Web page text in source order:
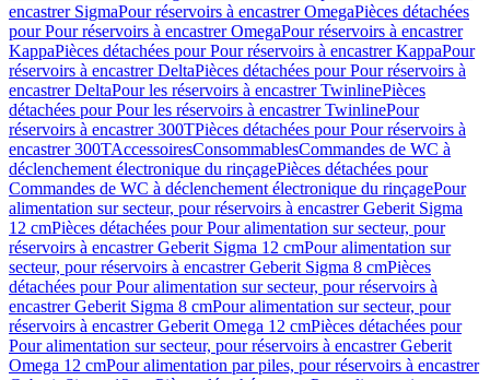
encastrer SigmaPour réservoirs à encastrer OmegaPièces détachées
pour Pour réservoirs à encastrer OmegaPour réservoirs à encastrer
KappaPièces détachées pour Pour réservoirs à encastrer KappaPour
réservoirs à encastrer DeltaPièces détachées pour Pour réservoirs à
encastrer DeltaPour les réservoirs à encastrer TwinlinePièces
détachées pour Pour les réservoirs à encastrer TwinlinePour
réservoirs à encastrer 300TPièces détachées pour Pour réservoirs à
encastrer 300TAccessoiresConsommablesCommandes de WC à
déclenchement électronique du rinçagePièces détachées pour
Commandes de WC à déclenchement électronique du rinçagePour
alimentation sur secteur, pour réservoirs à encastrer Geberit Sigma
12 cmPièces détachées pour Pour alimentation sur secteur, pour
réservoirs à encastrer Geberit Sigma 12 cmPour alimentation sur
secteur, pour réservoirs à encastrer Geberit Sigma 8 cmPièces
détachées pour Pour alimentation sur secteur, pour réservoirs à
encastrer Geberit Sigma 8 cmPour alimentation sur secteur, pour
réservoirs à encastrer Geberit Omega 12 cmPièces détachées pour
Pour alimentation sur secteur, pour réservoirs à encastrer Geberit
Omega 12 cmPour alimentation par piles, pour réservoirs à encastrer